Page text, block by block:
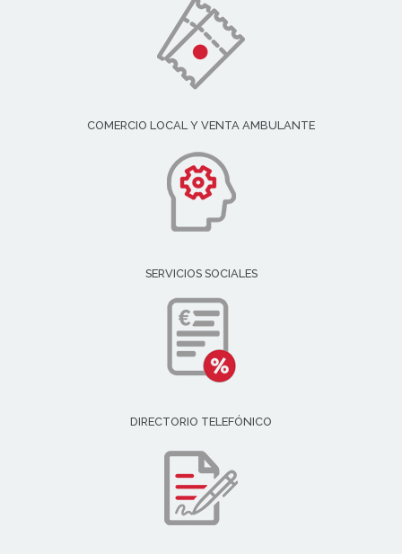
COMERCIO LOCAL Y VENTA AMBULANTE
SERVICIOS SOCIALES
DIRECTORIO TELEFÓNICO